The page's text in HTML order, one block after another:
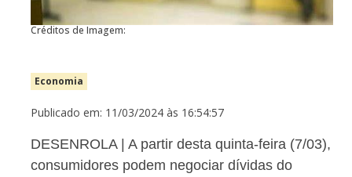
Créditos de Imagem:
Economia
Publicado em: 11/03/2024 às 16:54:57
DESENROLA | A partir desta quinta-feira (7/03),
consumidores podem negociar dívidas do